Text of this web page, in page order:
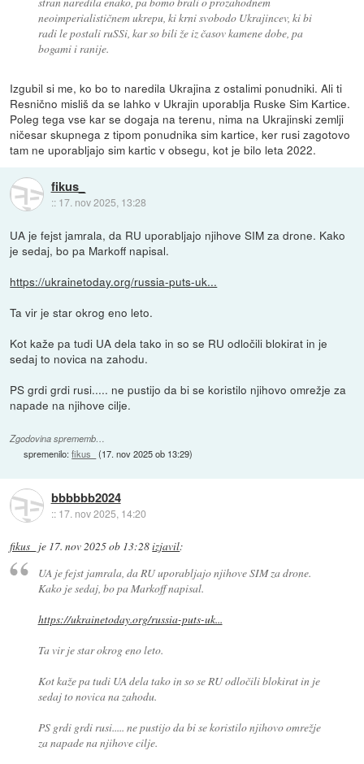
neoimperialističnem ukrepu, ki krni svobodo Ukrajincev, ki bi
radi le postali ruSSi, kar so bili že iz časov kamene dobe, pa
bogami i ranije.
Izgubil si me, ko bo to naredila Ukrajina z ostalimi ponudniki. Ali ti
Resnično misliš da se lahko v Ukrajin uporablja Ruske Sim Kartice.
Poleg tega vse kar se dogaja na terenu, nima na Ukrajinski zemlji
ničesar skupnega z tipom ponudnika sim kartice, ker rusi zagotovo
tam ne uporabljajo sim kartic v obsegu, kot je bilo leta 2022.
fikus_
:: 17. nov 2025, 13:28
UA je fejst jamrala, da RU uporabljajo njihove SIM za drone. Kako
je sedaj, bo pa Markoff napisal.
https://ukrainetoday.org/russia-puts-uk...
Ta vir je star okrog eno leto.
Kot kaže pa tudi UA dela tako in so se RU odločili blokirat in je
sedaj to novica na zahodu.
PS grdi grdi rusi..... ne pustijo da bi se koristilo njihovo omrežje za
napade na njihove cilje.
Zgodovina sprememb…
spremenilo:fikus_ (17. nov 2025 ob 13:29)
bbbbbb2024
:: 17. nov 2025, 14:20
fikus_ je 17. nov 2025 ob 13:28izjavil:
UA je fejst jamrala, da RU uporabljajo njihove SIM za drone.
Kako je sedaj, bo pa Markoff napisal.
https://ukrainetoday.org/russia-puts-uk...
Ta vir je star okrog eno leto.
Kot kaže pa tudi UA dela tako in so se RU odločili blokirat in je
sedaj to novica na zahodu.
PS grdi grdi rusi..... ne pustijo da bi se koristilo njihovo omrežje
za napade na njihove cilje.